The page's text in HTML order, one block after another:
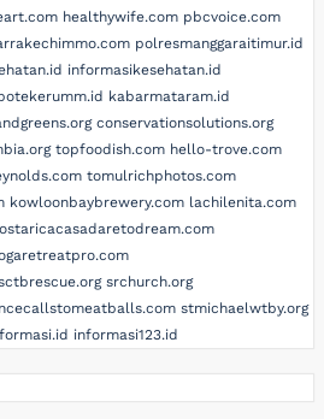
healthywife.com pbcvoice.com
polresmanggaraitimur.id
informasikesehatan.id
kabarmataram.id
conservationsolutions.org
topfoodish.com hello-trove.com
tomulrichphotos.com
kowloonbaybrewery.com lachilenita.com
srchurch.org
stmichaelwtby.org
informasi123.id